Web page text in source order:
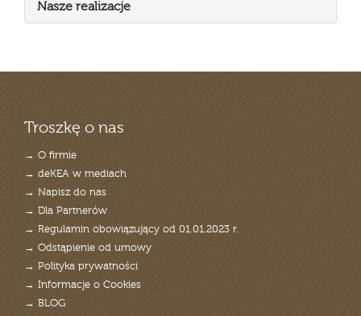
Nasze realizacje
Troszkę o nas
→ O firmie
→ deKEA w mediach
→ Napisz do nas
→ Dla Partnerów
→ Regulamin obowiązujący od 01.01.2023 r.
→ Odstąpienie od umowy
→ Polityka prywatności
→ Informacje o Cookies
→ BLOG